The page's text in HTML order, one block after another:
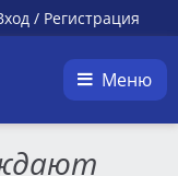
/ Регистрация
Меню